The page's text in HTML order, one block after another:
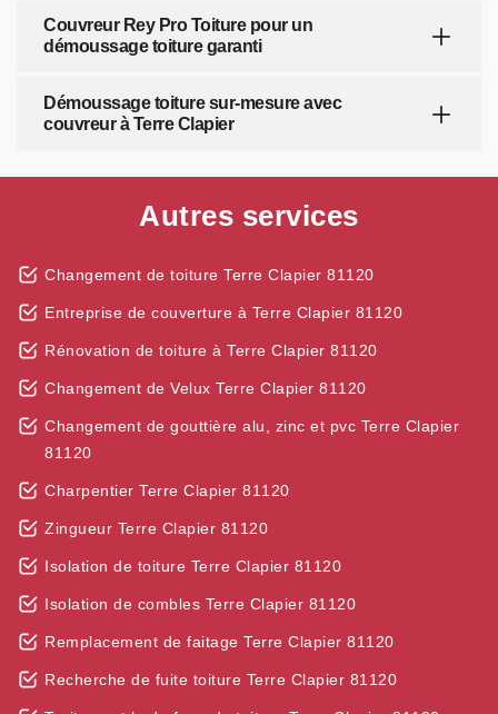
Couvreur Rey Pro Toiture pour un
démoussage toiture garanti
Démoussage toiture sur-mesure avec
couvreur à Terre Clapier
Autres services
Changement de toiture Terre Clapier 81120
Entreprise de couverture à Terre Clapier 81120
Rénovation de toiture à Terre Clapier 81120
Changement de Velux Terre Clapier 81120
Changement de gouttière alu, zinc et pvc Terre Clapier
81120
Charpentier Terre Clapier 81120
Zingueur Terre Clapier 81120
Isolation de toiture Terre Clapier 81120
Isolation de combles Terre Clapier 81120
Remplacement de faitage Terre Clapier 81120
Recherche de fuite toiture Terre Clapier 81120